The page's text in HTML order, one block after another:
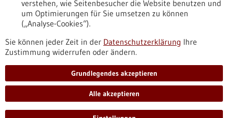
Nach oben
Informiert bleiben
Newsletter abonnieren
verstehen, wie Seitenbesucher die Website benutzen und
um Optimierungen für Sie umsetzen zu können
(„Analyse-Cookies“).
Sie können jeder Zeit in der Datenschutzerklärung Ihre
Zustimmung widerrufen oder ändern.
Grundlegendes akzeptieren
Alle akzeptieren